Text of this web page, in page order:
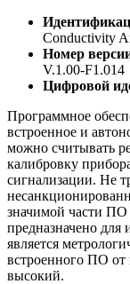
Conductivity
Номер
V.1.00-F1.014
Цифровой
Программное
встроенное и
можно считывать
калибровку
сигнализации. Не
значимой части
предназначено
является
встроенного ПО от
высокий.